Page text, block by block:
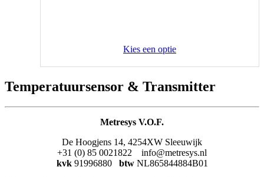
Kies een optie
Temperatuursensor & Transmitter
Metresys V.O.F.
De Hoogjens 14, 4254XW Sleeuwijk
+31 (0) 85 0021822 info@metresys.nl
kvk 91996880 btw NL865844884B01